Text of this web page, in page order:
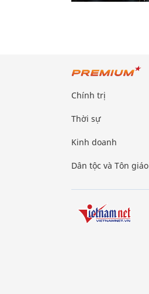
Chính trị
Thời sự
Kinh doanh
Dân tộc và Tôn giáo